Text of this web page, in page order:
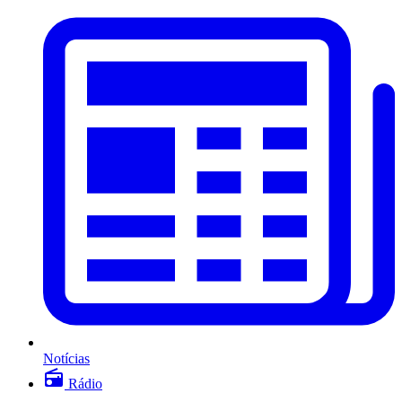
Notícias
Rádio